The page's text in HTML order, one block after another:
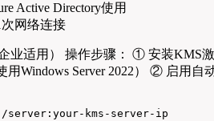
Active Directory使用
网络连接
业适用） 操作步骤： ① 安装KMS激
用Windows Server 2022） ② 启用自
kms-server-ip